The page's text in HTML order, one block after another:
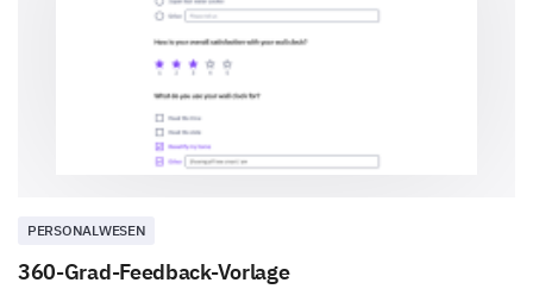
PERSONALWESEN
360-Grad-Feedback-Vorlage